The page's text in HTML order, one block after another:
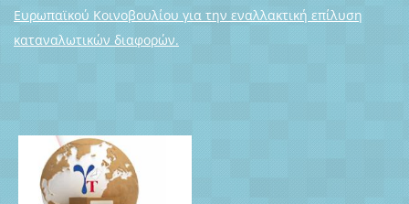
Ευρωπαϊκού Κοινοβουλίου για την εναλλακτική επίλυση
καταναλωτικών διαφορών.